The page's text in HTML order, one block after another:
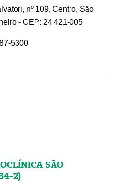
nº 109, Centro, São
- CEP: 24.421-005
5300
SÃO
2)